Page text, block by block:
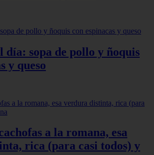
día: sopa de pollo y ñoquis
y queso
a la romana, esa
rica (para casi todos) y